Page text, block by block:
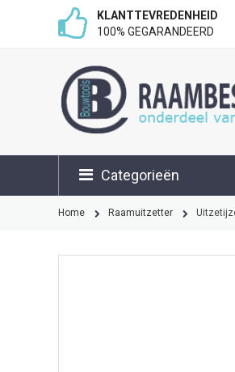
KLANTTEVREDENHEID
100% GEGARANDEERD
Categorieën
Home Raamuitzetter